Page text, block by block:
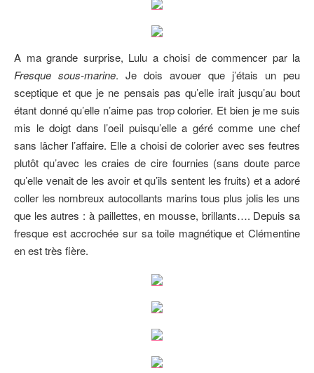
A ma grande surprise, Lulu a choisi de commencer par la
Fresque sous-marine. Je dois avouer que j’étais un peu
sceptique et que je ne pensais pas qu’elle irait jusqu’au bout
étant donné qu’elle n’aime pas trop colorier. Et bien je me suis
mis le doigt dans l’oeil puisqu’elle a géré comme une chef
sans lâcher l’affaire. Elle a choisi de colorier avec ses feutres
plutôt qu’avec les craies de cire fournies (sans doute parce
qu’elle venait de les avoir et qu’ils sentent les fruits) et a adoré
coller les nombreux autocollants marins tous plus jolis les uns
que les autres : à paillettes, en mousse, brillants…. Depuis sa
fresque est accrochée sur sa toile magnétique et Clémentine
en est très fière.